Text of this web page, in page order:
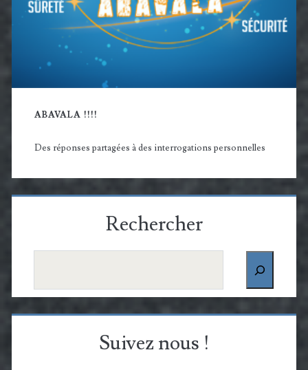
ABAVALA !!!!
Des réponses partagées à des interrogations personnelles
Rechercher
Suivez nous !